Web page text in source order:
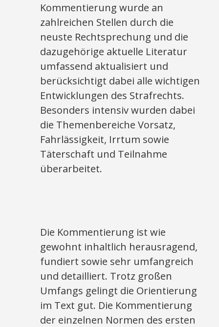
Kommentierung wurde an
zahlreichen Stellen durch die
neuste Rechtsprechung und die
dazugehörige aktuelle Literatur
umfassend aktualisiert und
berücksichtigt dabei alle wichtigen
Entwicklungen des Strafrechts.
Besonders intensiv wurden dabei
die Themenbereiche Vorsatz,
Fahrlässigkeit, Irrtum sowie
Täterschaft und Teilnahme
überarbeitet.
Die Kommentierung ist wie
gewohnt inhaltlich herausragend,
fundiert sowie sehr umfangreich
und detailliert. Trotz großen
Umfangs gelingt die Orientierung
im Text gut. Die Kommentierung
der einzelnen Normen des ersten